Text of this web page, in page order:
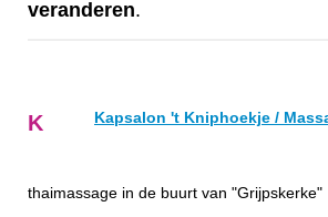
veranderen.
K Kapsalon 't Kniphoekje /
thaimassage in de buurt van "Grijpskerke"